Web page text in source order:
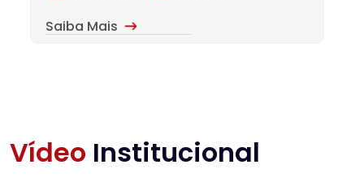
Saiba Mais
Vídeo Institucional